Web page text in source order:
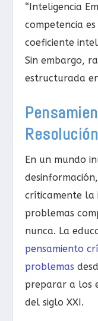
“Inteligencia
competencia
coeficiente
Sin embargo,
estructurada
En un mundo
críticamente la
problemas
nunca. La
pensamiento
problemas
preparar a los
del siglo XXI.